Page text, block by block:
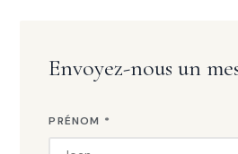
Envoyez-nous un
PRÉNOM *